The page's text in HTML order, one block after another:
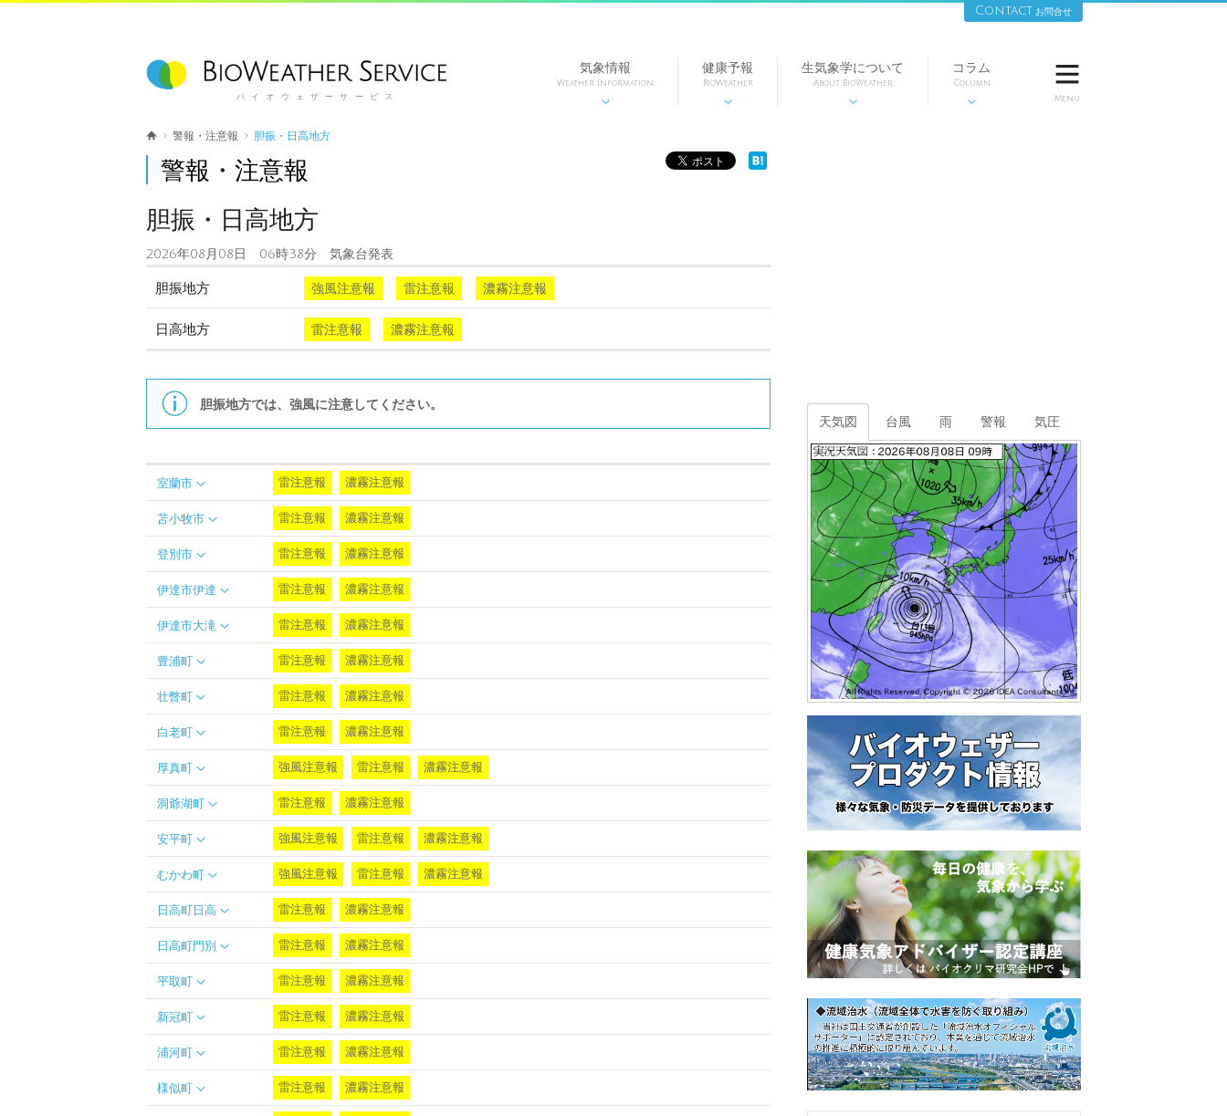
バイオウェザーサービス
気象情報
Weather Information

健康予報
BioWeather

生気象学について
About BioWeather

コラム
Column


Menu
警報・注意報 胆振・日高地方
警報・注意報
胆振・日高地方
2026年08月08日 06時38分 気象台発表
胆振地方 強風注意報 雷注意報 濃霧注意報
日高地方 雷注意報 濃霧注意報
胆振地方では、強風に注意してください。
室蘭市 雷注意報 濃霧注意報
苫小牧市 雷注意報 濃霧注意報
登別市 雷注意報 濃霧注意報
伊達市伊達 雷注意報 濃霧注意報
伊達市大滝 雷注意報 濃霧注意報
豊浦町 雷注意報 濃霧注意報
壮瞥町 雷注意報 濃霧注意報
白老町 雷注意報 濃霧注意報
厚真町 強風注意報 雷注意報 濃霧注意報
洞爺湖町 雷注意報 濃霧注意報
安平町 強風注意報 雷注意報 濃霧注意報
むかわ町 強風注意報 雷注意報 濃霧注意報
日高町日高 雷注意報 濃霧注意報
日高町門別 雷注意報 濃霧注意報
平取町 雷注意報 濃霧注意報
新冠町 雷注意報 濃霧注意報
浦河町 雷注意報 濃霧注意報
様似町 雷注意報 濃霧注意報
天気図 台風 雨 警報 気圧
Contact お問合せ